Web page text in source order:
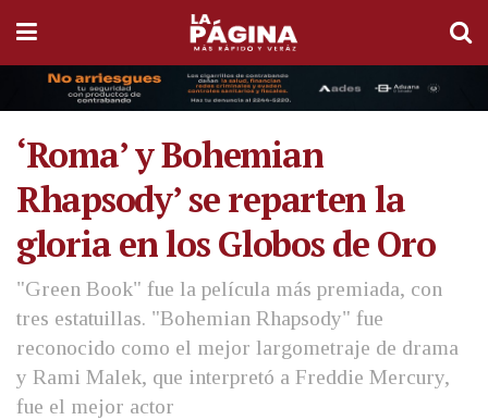
‘Roma’ y Bohemian
Rhapsody’ se reparten la
gloria en los Globos de Oro
"Green Book" fue la película más premiada, con
tres estatuillas. "Bohemian Rhapsody" fue
reconocido como el mejor largometraje de drama
y Rami Malek, que interpretó a Freddie Mercury,
fue el mejor actor